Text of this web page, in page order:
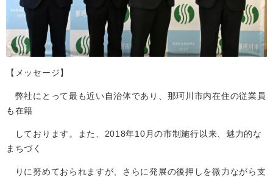
【メッセージ】
弊社にとって最も近い自治体であり、那珂川市内在住の従業員
も在籍
しております。また、2018年10月の市制施行以来、魅力的な
まちづく
りに努めておられますが、さらに発展の後押しを微力ながら支